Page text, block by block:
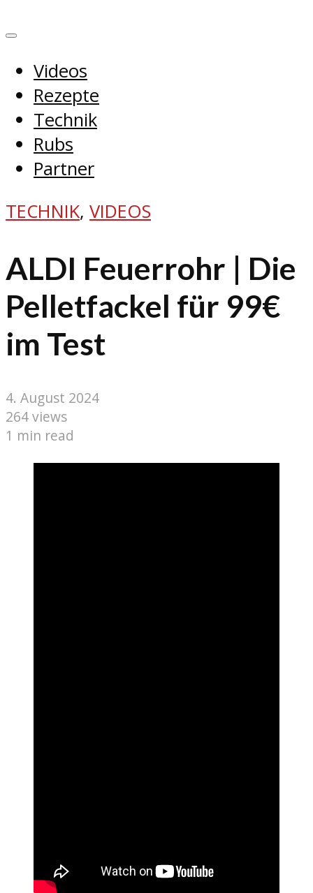
Videos
Rezepte
Technik
Rubs
Partner
TECHNIK, VIDEOS
ALDI Feuerrohr | Die
Pelletfackel für 99€
im Test
4. August 2024
264 views
1 min read